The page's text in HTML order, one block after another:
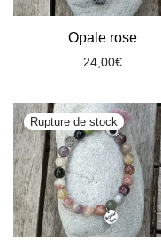
Opale rose
24,00€